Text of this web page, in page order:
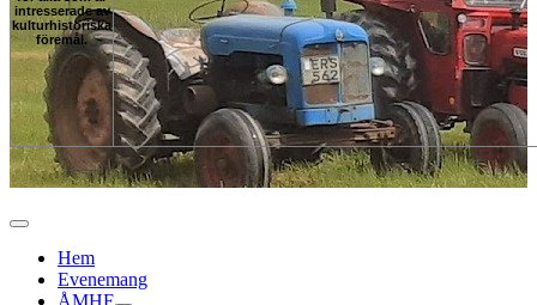
intresserade av
kulturhistoriska
föremål.
Hem
Evenemang
ÅMHF